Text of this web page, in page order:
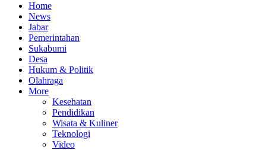
Home
News
Jabar
Pemerintahan
Sukabumi
Desa
Hukum & Politik
Olahraga
More
Kesehatan
Pendidikan
Wisata & Kuliner
Teknologi
Video